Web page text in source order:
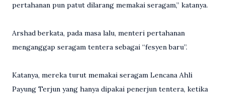
pertahanan pun patut dilarang memakai seragam,” katanya.
Arshad berkata, pada masa lalu, menteri pertahanan
menganggap seragam tentera sebagai “fesyen baru”.
Katanya, mereka turut memakai seragam Lencana Ahli
Payung Terjun yang hanya dipakai penerjun tentera, ketika